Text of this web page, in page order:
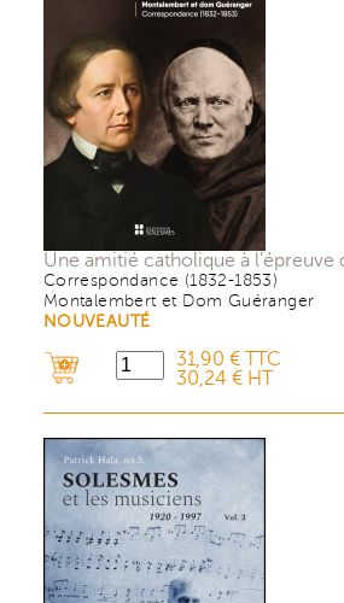
Une amitié catholique à l’épreuve
Correspondance (1832-1853)
Montalembert et Dom Guéranger
NOUVEAUTÉ
31,90 € TTC
30,24 € HT